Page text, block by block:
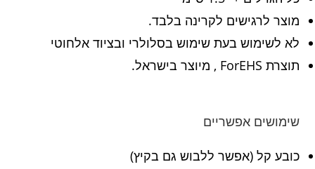
מוצר לרגישים לקרינה בלבד.
לא לשימוש בעת שימוש בסלולרי ובציוד אלחוטי
תוצרת ForEHS , מיוצר בישראל.
שימושים אפשריים
כובע קל (אפשר ללבוש גם בקיץ)